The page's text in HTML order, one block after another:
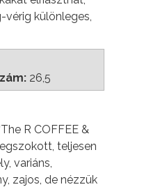
különleges,
26,5
R COFFEE &
teljesen
variáns,
zajos, de nézzük